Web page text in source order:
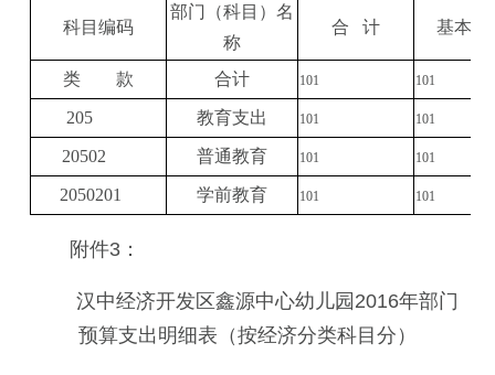
科目编码
部门（科目）名
称
合 计 基本支
类 款 合计 101 101
205 教育支出 101 101
20502 普通教育 101 101
2050201 学前教育 101 101
附件3：
汉中经济开发区鑫源中心幼儿园2016年部门
预算支出明细表（按经济分类科目分）